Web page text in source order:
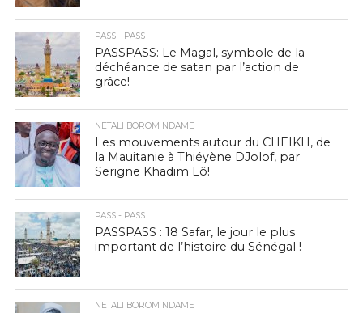
PASS - PASS
PASSPASS: Le Magal, symbole de la
déchéance de satan par l’action de
grâce!
NETALI BOROM NDAME
Les mouvements autour du CHEIKH, de
la Mauitanie à Thiéyène DJolof, par
Serigne Khadim Lô!
PASS - PASS
PASSPASS : 18 Safar, le jour le plus
important de l’histoire du Sénégal !
NETALI BOROM NDAME